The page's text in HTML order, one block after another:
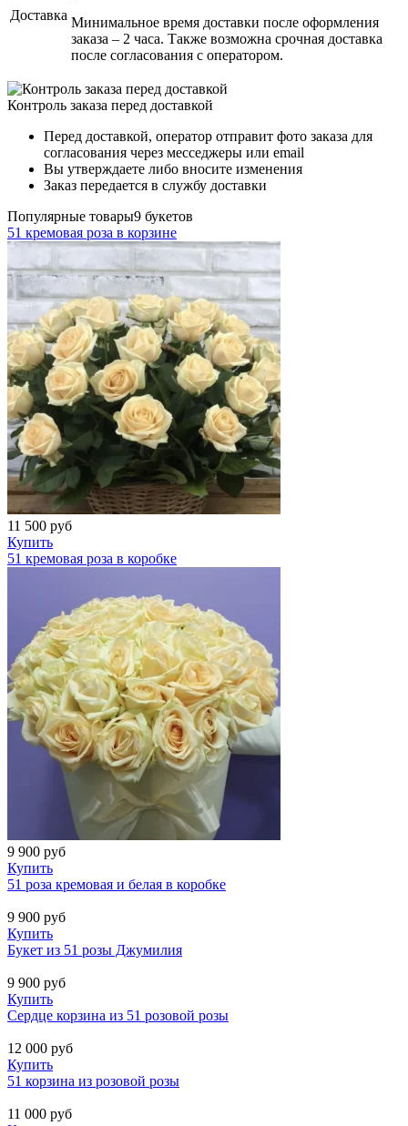
Доставка Минимальное время доставки после оформления
заказа – 2 часа. Также возможна срочная доставка
после согласования с оператором.
Контроль заказа перед доставкой
Перед доставкой, оператор отправит фото заказа для
согласования через месседжеры или email
Вы утверждаете либо вносите изменения
Заказ передается в службу доставки
Популярные товары9 букетов
51 кремовая роза в корзине
11 500 руб
Купить
51 кремовая роза в коробке
9 900 руб
Купить
51 роза кремовая и белая в коробке
9 900 руб
Купить
Букет из 51 розы Джумилия
9 900 руб
Купить
Сердце корзина из 51 розовой розы
12 000 руб
Купить
51 корзина из розовой розы
11 000 руб